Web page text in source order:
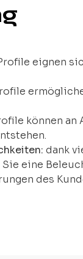
eignen
können an
dank
eine
des